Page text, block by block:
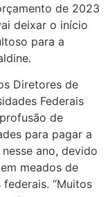
de 2023
deixar o início
para a
Diretores de
Federais
de
para pagar a
ano, devido
meados de
“Muitos